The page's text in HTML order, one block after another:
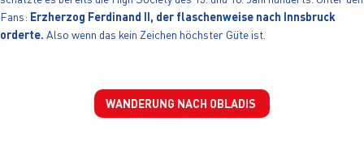
Fans: Erzherzog Ferdinand II, der flaschenweise nach Innsbruck
orderte. Also wenn das kein Zeichen höchster Güte ist.
WANDERUNG NACH OBLADIS